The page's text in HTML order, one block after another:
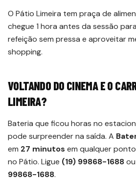
O Pátio Limeira tem praça de
chegue 1 hora antes da sessão
refeição sem pressa e aproveitar
shopping.
VOLTANDO DO CINEMA E O
LIMEIRA?
Bateria que ficou horas no
pode surpreender na saída. A
em 27 minutos em qualquer
no Pátio. Ligue (19) 99868-1688
99868-1688.